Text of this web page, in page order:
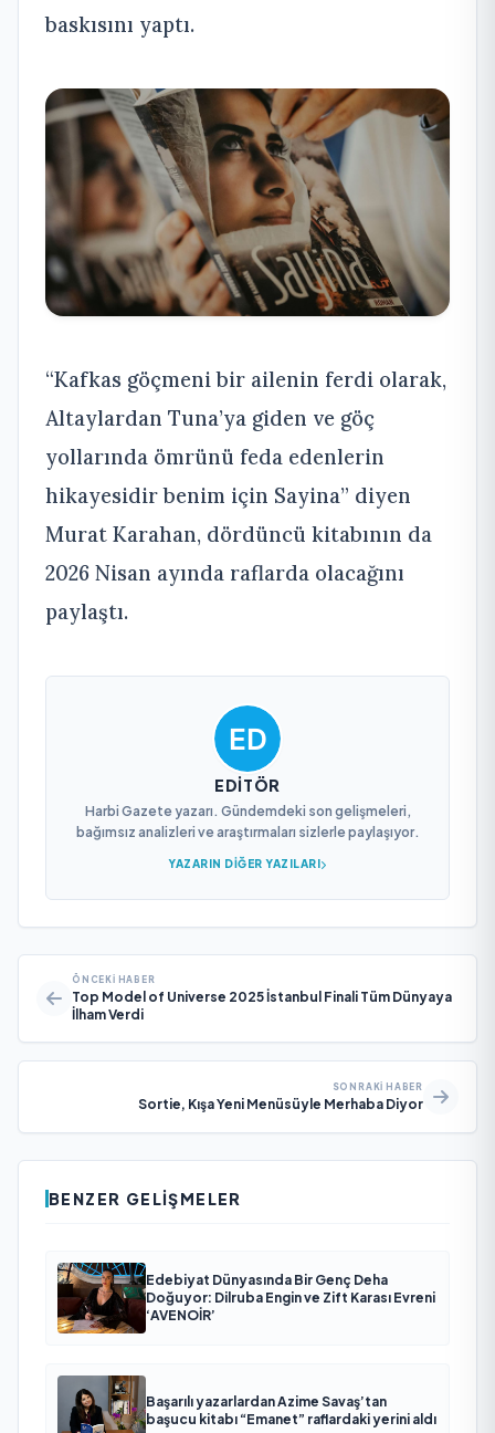
baskısını yaptı.
“Kafkas göçmeni bir ailenin ferdi olarak,
Altaylardan Tuna’ya giden ve göç
yollarında ömrünü feda edenlerin
hikayesidir benim için Sayina” diyen
Murat Karahan, dördüncü kitabının da
2026 Nisan ayında raflarda olacağını
paylaştı.
EDITÖR
Harbi Gazete yazarı. Gündemdeki son gelişmeleri,
bağımsız analizleri ve araştırmaları sizlerle paylaşıyor.
YAZARIN DIĞER YAZILARI
ÖNCEKI HABER
Top Model of Universe 2025 İstanbul Finali Tüm Dünyaya
İlham Verdi
SONRAKI HABER
Sortie, Kışa Yeni Menüsüyle Merhaba Diyor
BENZER GELIŞMELER
Edebiyat Dünyasında Bir Genç Deha
Doğuyor: Dilruba Engin ve Zift Karası Evreni
‘AVENOİR’
Başarılı yazarlardan Azime Savaş’tan
başucu kitabı “Emanet” raflardaki yerini aldı